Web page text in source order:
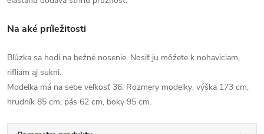
Na aké príležitosti
Blúzka sa hodí na bežné nosenie. Nosiť ju môžete k nohaviciam,
rifliam aj sukni.
Modelka má na sebe veľkosť 36. Rozmery modelky: výška 173 cm,
hrudník 85 cm, pás 62 cm, boky 95 cm.